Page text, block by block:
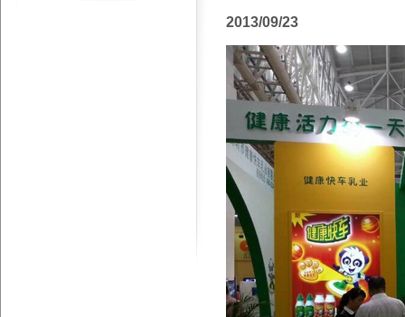
2013/09/23